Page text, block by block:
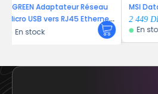
Réseau
Ethernet
1M
MSI DataMag 20Gbps
2 449DH